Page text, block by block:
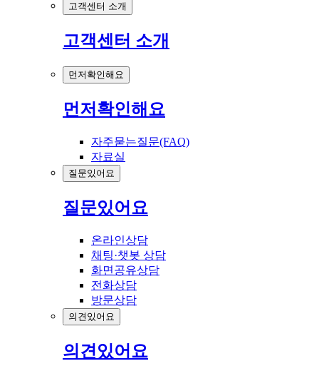
고객센터 소개
고객센터 소개
먼저확인해요
먼저확인해요
자주묻는질문(FAQ)
자료실
질문있어요
질문있어요
온라인상담
채팅·챗봇 상담
화면공유상담
전화상담
방문상담
의견있어요
의견있어요